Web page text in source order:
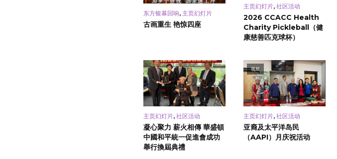
东方银幕回响 主页幻灯片
古画重生 艳惊四座
主页幻灯片, 社区活动
2026 CCACC Health
Charity Pickleball（健
康慈善匹克球杯）
主页幻灯片, 社区活动
凝心聚力 薪火相傳 華盛頓
中國和平統一促進會成功
舉行換屆典禮
视频
主页幻灯片, 社区活动
亚裔及太平洋岛民
（AAPI）月庆祝活动